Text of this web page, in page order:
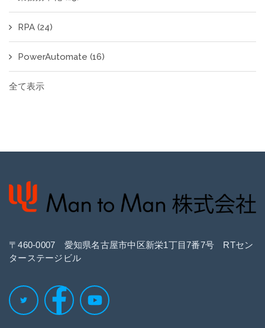
RPA (24)
PowerAutomate (16)
全て表示
〒460‐0007 愛知県名古屋市中区新栄1丁目7番7号 RTセン
ターステージビル